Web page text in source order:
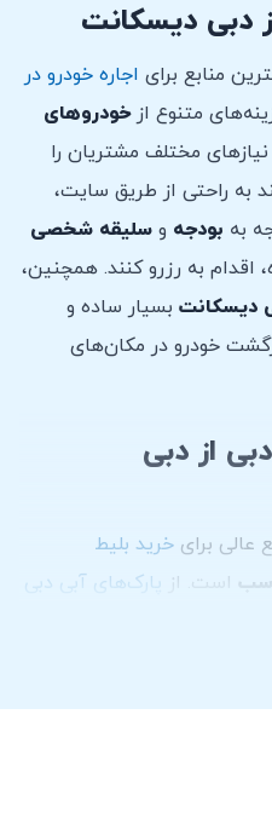
دبی دیسکانت
منابع برای اجاره خودرو در
متنوع ازخودروهای
نیازهای مختلف مشتریان را
به راحتی از طریق سایت،
به بودجه و سلیقه شخصی
اقدام به رزرو کنند. همچنین،
دیسکانت بسیار ساده و
خودرو در مکان‌های
از دبی
برای خرید بلیط
است. از پارک‌های آبی دبی
در دبی لذت ببرند.